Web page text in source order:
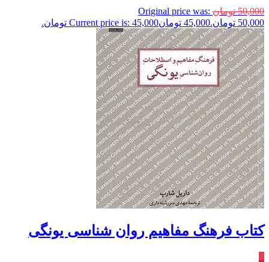
50,000 تومان Original price was:
50,000 تومان.
45,000 تومانCurrent price is: 45,000 تومان.
کتاب فرهنگ مفاهیم‌‌ روان‌ شناسی یونگی